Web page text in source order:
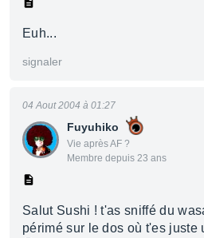
Euh...
signaler
Fuyuhiko
Vie après AF ?
Membre depuis 23 ans
04 Aout 2004 à 01:27
Salut Sushi ! t'as sniffé du
périmé sur le dos où t'es juste